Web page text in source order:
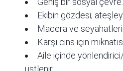
Ekibin gözdesi;
Macera ve
Karşı cins için
Aile içinde
üstlenir.